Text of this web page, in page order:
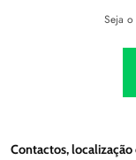
Seja
Contactos, localização